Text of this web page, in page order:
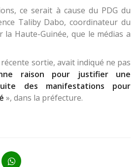
ce serait à cause du PDG du
Taliby Dabo, coordinateur du
la Haute-Guinée, que le médias a
sortie, avait indiqué ne pas
raison pour justifier une
des manifestations pour
», dans la préfecture.